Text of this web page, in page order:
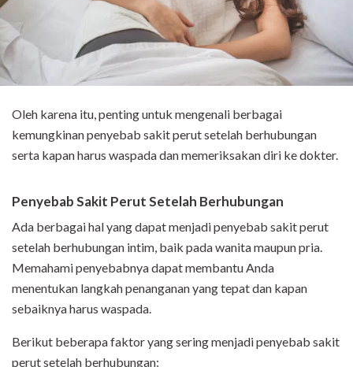
Oleh karena itu, penting untuk mengenali berbagai
kemungkinan penyebab sakit perut setelah berhubungan
serta kapan harus waspada dan memeriksakan diri ke dokter.
Penyebab Sakit Perut Setelah Berhubungan
Ada berbagai hal yang dapat menjadi penyebab sakit perut
setelah berhubungan intim, baik pada wanita maupun pria.
Memahami penyebabnya dapat membantu Anda
menentukan langkah penanganan yang tepat dan kapan
sebaiknya harus waspada.
Berikut beberapa faktor yang sering menjadi penyebab sakit
perut setelah berhubungan: